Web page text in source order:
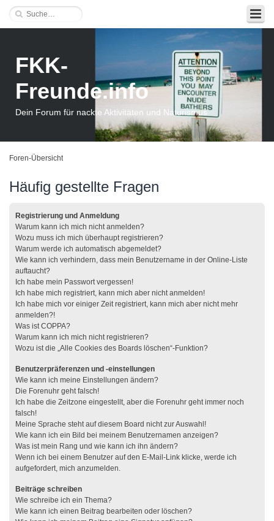
FKK-
Freunde.info
Dein Forum für nackte Aktivitäten und Naturismus
Foren-Übersicht
Häufig gestellte Fragen
Registrierung und Anmeldung
Warum kann ich mich nicht anmelden?
Wozu muss ich mich überhaupt registrieren?
Warum werde ich automatisch abgemeldet?
Wie kann ich verhindern, dass mein Benutzername in der Online-Liste
auftaucht?
Ich habe mein Passwort vergessen!
Ich habe mich registriert, kann mich aber nicht anmelden!
Ich habe mich vor einiger Zeit registriert, kann mich aber nicht mehr
anmelden?!
Was ist COPPA?
Warum kann ich mich nicht registrieren?
Wozu ist die „Alle Cookies des Boards löschen“-Funktion?
Benutzerpräferenzen und -einstellungen
Wie kann ich meine Einstellungen ändern?
Die Forenuhr geht falsch!
Ich habe die Zeitzone eingestellt, aber die Forenuhr geht immer noch
falsch!
Meine Sprache steht auf diesem Board nicht zur Auswahl!
Wie kann ich ein Bild bei meinem Benutzernamen anzeigen?
Was ist mein Rang und wie kann ich ihn ändern?
Wenn ich bei einem Benutzer auf den E-Mail-Link klicke, werde ich
aufgefordert, mich anzumelden.
Beiträge schreiben
Wie schreibe ich ein Thema?
Wie kann ich einen Beitrag bearbeiten oder löschen?